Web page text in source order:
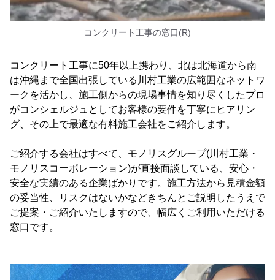
コンクリート工事の窓口(R)
コンクリート工事に50年以上携わり、北は北海道から南
は沖縄まで全国出張している川村工業の広範囲なネットワ
ークを活かし、施工側からの現場事情を知り尽くしたプロ
がコンシェルジュとしてお客様の要件を丁寧にヒアリン
グ、その上で最適な有料施工会社をご紹介します。
ご紹介する会社はすべて、モノリスグループ(川村工業・
モノリスコーポレーション)が直接面談している、安心・
安全な実績のある企業ばかりです。施工方法から見積金額
の妥当性、リスクはないかなどきちんとご説明したうえで
ご提案・ご紹介いたしますので、幅広くご利用いただける
窓口です。